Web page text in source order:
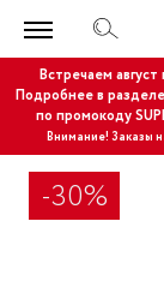
Встречаем
Подробнее в
по промокоду
Внимание! Заказы
-30%